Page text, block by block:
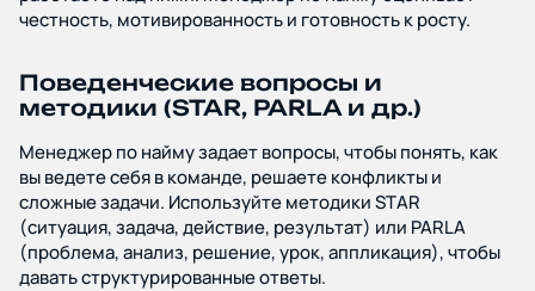
честность, мотивированность и готовность к росту.
Поведенческие вопросы и
методики (STAR, PARLA и др.)
Менеджер по найму задает вопросы, чтобы понять, как
вы ведете себя в команде, решаете конфликты и
сложные задачи. Используйте методики STAR
(ситуация, задача, действие, результат) или PARLA
(проблема, анализ, решение, урок, аппликация), чтобы
давать структурированные ответы.